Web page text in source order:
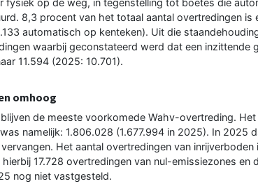
8,3 procent van het totaal aantal overtredingen is
automatisch op kenteken). Uit die
waarbij geconstateerd werd dat een inzittende
11.594 (2025: 10.701).
omhoog
de meeste voorkomede Wahv-overtreding.
namelijk: 1.806.028 (1.677.994 in 2025). In 2025
Het aantal overtredingen van inrijverboden
17.728 overtredingen van nul-emissiezones en
nog niet vastgesteld.